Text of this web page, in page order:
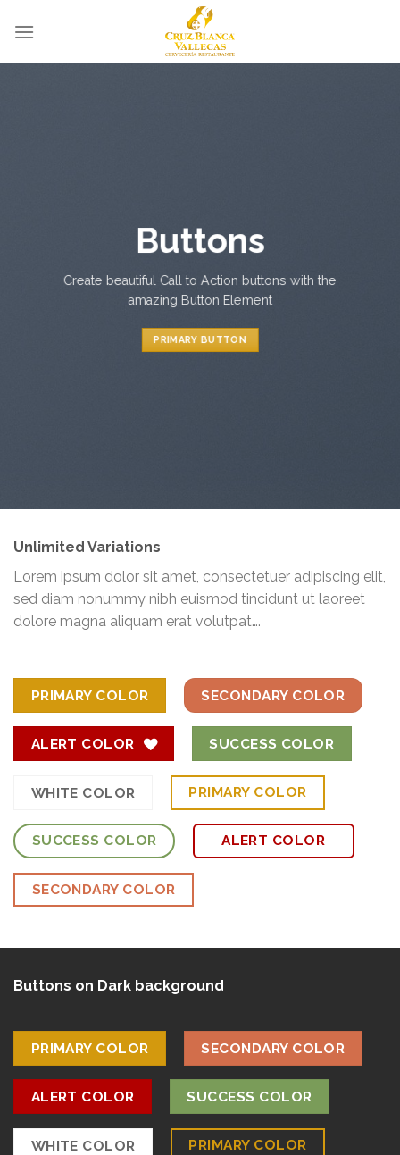
Buttons
Create beautiful Call to Action buttons with the
amazing Button Element
PRIMARY BUTTON
Unlimited Variations
Lorem ipsum dolor sit amet, consectetuer adipiscing elit,
sed diam nonummy nibh euismod tincidunt ut laoreet
dolore magna aliquam erat volutpat….
PRIMARY COLOR SECONDARY COLOR
ALERT COLOR SUCCESS COLOR
WHITE COLOR PRIMARY COLOR
SUCCESS COLOR ALERT COLOR
SECONDARY COLOR
Buttons on Dark background
PRIMARY COLOR SECONDARY COLOR
ALERT COLOR SUCCESS COLOR
WHITE COLOR PRIMARY COLOR